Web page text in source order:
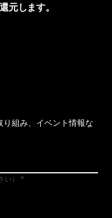
元します。
組み、イベント情報な
）